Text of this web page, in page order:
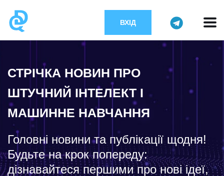
ВХІД
СТРІЧКА НОВИН ПРО
ШТУЧНИЙ ІНТЕЛЕКТ І
МАШИННЕ НАВЧАННЯ
Головні новини та публікації щодня!
Будьте на крок попереду:
дізнавайтеся першими про нові ідеї,